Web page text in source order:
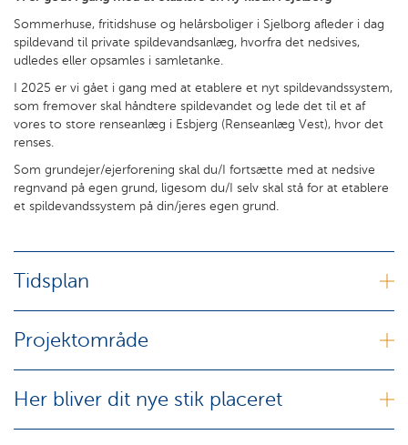
Sommerhuse, fritidshuse og helårsboliger i Sjelborg afleder i dag
spildevand til private spildevandsanlæg, hvorfra det nedsives,
udledes eller opsamles i samletanke.
I 2025 er vi gået i gang med at etablere et nyt spildevandssystem,
som fremover skal håndtere spildevandet og lede det til et af
vores to store renseanlæg i Esbjerg (Renseanlæg Vest), hvor det
renses.
Som grundejer/ejerforening skal du/I fortsætte med at nedsive
regnvand på egen grund, ligesom du/I selv skal stå for at etablere
et spildevandssystem på din/jeres egen grund.
Tidsplan
Projektområde
Her bliver dit nye stik placeret